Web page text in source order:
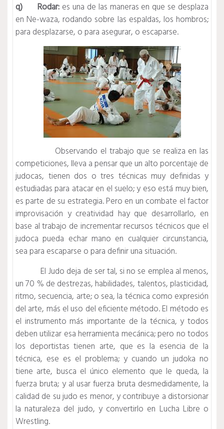
q) Rodar: es una de las maneras en que se desplaza
en Ne-waza, rodando sobre las espaldas, los hombros;
para desplazarse, o para asegurar, o escaparse.
Observando el trabajo que se realiza en las
competiciones, lleva a pensar que un alto porcentaje de
judocas, tienen dos o tres técnicas muy definidas y
estudiadas para atacar en el suelo; y eso está muy bien,
es parte de su estrategia. Pero en un combate el factor
improvisación y creatividad hay que desarrollarlo, en
base al trabajo de incrementar recursos técnicos que el
judoca pueda echar mano en cualquier circunstancia,
sea para escaparse o para definir una situación.
El Judo deja de ser tal, si no se emplea al menos,
un 70 % de destrezas, habilidades, talentos, plasticidad,
ritmo, secuencia, arte; o sea, la técnica como expresión
del arte, más el uso del eficiente método. El método es
el instrumento más importante de la técnica, y todos
deben utilizar esa herramienta mecánica; pero no todos
los deportistas tienen arte, que es la esencia de la
técnica, ese es el problema; y cuando un judoka no
tiene arte, busca el único elemento que le queda, la
fuerza bruta; y al usar fuerza bruta desmedidamente, la
calidad de su judo es menor, y contribuye a distorsionar
la naturaleza del judo, y convertirlo en Lucha Libre o
Wrestling.